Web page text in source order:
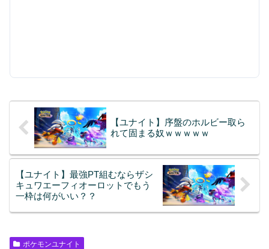
【ユナイト】序盤のホルビー取ら
れて固まる奴ｗｗｗｗｗ
【ユナイト】最強PT組むならザシ
キュワエーフィオーロットでもう
一枠は何がいい？？
ポケモンユナイト